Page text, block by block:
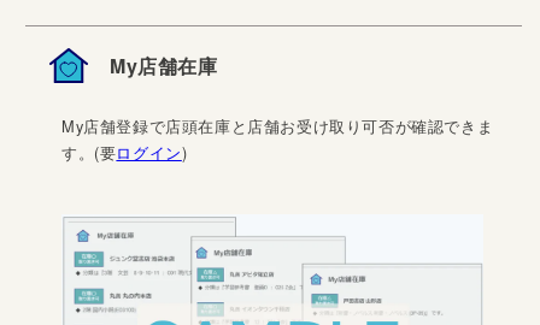
My店舗在庫
My店舗登録で店頭在庫と店舗お受け取り可否が確認できま
す。(要ログイン)